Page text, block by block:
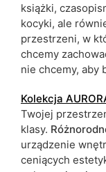
książki,
kocyki, ale
przestrzeni, w
chcemy
nie chcemy, aby
Kolekcja
Twojej
klasy.
urządzenie
ceniących